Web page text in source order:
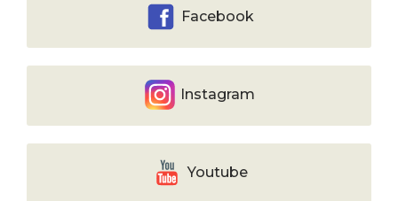
Facebook
Instagram
Youtube